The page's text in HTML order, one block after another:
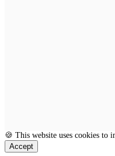
🍪 This website uses cookies to
Accept